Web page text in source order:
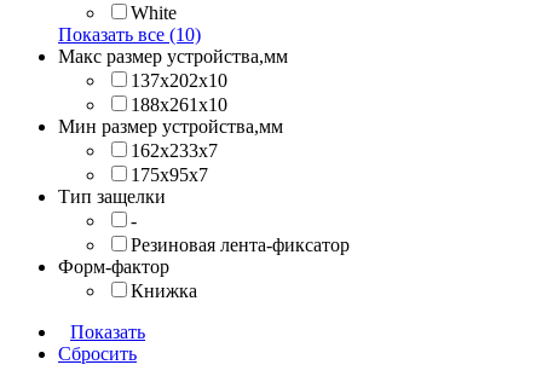
White
Показать все (10)
Макс размер устройства,мм
137х202x10
188х261x10
Мин размер устройства,мм
162x233x7
175x95x7
Тип защелки
-
Резиновая лента-фиксатор
Форм-фактор
Книжка
Показать
Сбросить